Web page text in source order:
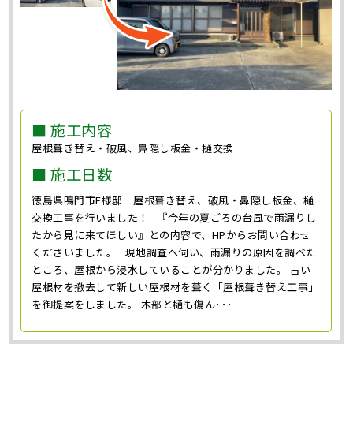
■ 施工内容
屋根葺き替え・破風、鼻隠し板金・樋交換
■ 施工日数
徳島県鳴門市F様邸 屋根葺き替え、破風・鼻隠し板金、樋
交換工事を行いました！ 『今年の夏ごろの台風で雨漏りし
たから見に来てほしい』との内容で、HPからお問い合わせ
くださいました。 現地調査へ伺い、雨漏りの原因を調べた
ところ、屋根から浸水していることが分かりました。 古い
屋根材を撤去して新しい屋根材を葺く「屋根葺き替え工事」
を御提案をしました。 木部と樋も傷ん･･･